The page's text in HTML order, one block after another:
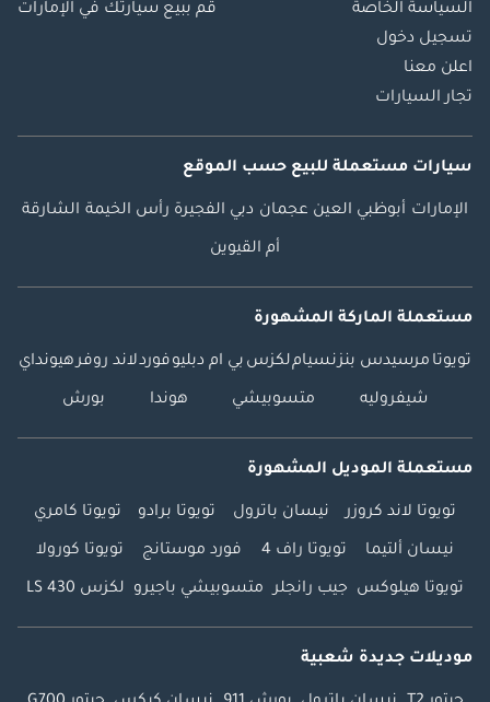
يوفر ناقل الحركة
TRONIC ذو التسع
سلسة في التروس
المحرك ضمن نطاق
متوازنًا وخصائص
القيادة التقليدية
مرسيدس-بنز سيدان
نظام التعليق الهوائي
التخميد التكيفي،
ارتفاع السيارة قابل
التعليق مُركزة على
الراحة، أوضاع قيادة
متعددة، برنامج الثبات
السياسة الخاصة
تسجيل دخول
اعلن معنا
تجار السيارات
قم ببيع سيارتك في الإمارات
سيارات مستعملة للبيع حسب الموقع
الإمارات أبوظبي العين عجمان دبي الفجيرة رأس الخيمة الشارقة
أم القيوين
مستعملة الماركة المشهورة
تويوتا مرسيدس بنزنسياملكزس بي ام دبليوفوردلاند روفرهيونداي
شيفروليه متسوبيشي هوندا بورش
مستعملة الموديل المشهورة
تويوتا لاند كروزر نيسان باترول تويوتا برادو تويوتا كامري
نيسان ألتيما تويوتا راف 4 فورد موستانج تويوتا كورولا
تويوتا هيلوكس جيب رانجلر متسوبيشي باجيرو لكزس LS 430
موديلات جديدة شعبية